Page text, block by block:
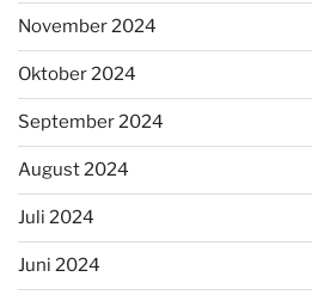
November 2024
Oktober 2024
September 2024
August 2024
Juli 2024
Juni 2024